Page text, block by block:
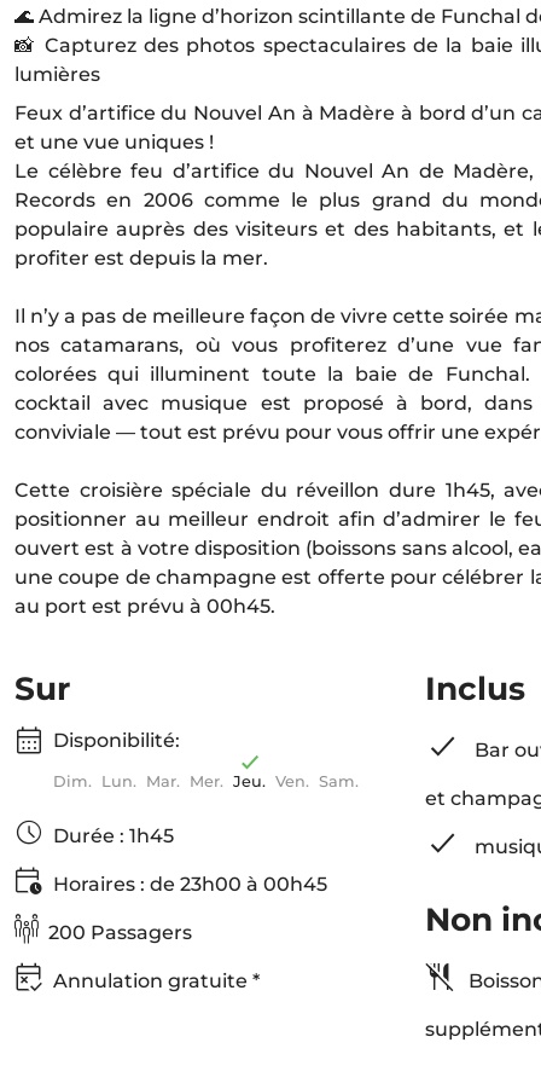
🌊 Admirez la ligne d’horizon scintillante de Funchal
📸 Capturez des photos spectaculaires de la baie
lumières
Feux d’artifice du Nouvel An à Madère à bord d’un
et une vue uniques !
Le célèbre feu d’artifice du Nouvel An de
Records en 2006 comme le plus grand du
populaire auprès des visiteurs et des habitants, et
profiter est depuis la mer.
Il n’y a pas de meilleure façon de vivre cette soirée
nos catamarans, où vous profiterez d’une vue
colorées qui illuminent toute la baie de Funchal.
cocktail avec musique est proposé à bord,
conviviale — tout est prévu pour vous offrir une
Cette croisière spéciale du réveillon dure 1h45,
positionner au meilleur endroit afin d’admirer le
ouvert est à votre disposition (boissons sans alcool,
une coupe de champagne est offerte pour célébrer
au port est prévu à 00h45.
Sur
Disponibilité:
Dim. Lun. Mar. Mer. Jeu. Ven. Sam.
Durée : 1h45
Horaires : de 23h00 à 00h45
200 Passagers
Annulation gratuite *
Inclus
Bar
et
Non